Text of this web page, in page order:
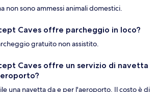
non sono ammessi animali domestici.
Caves offre parcheggio in loco?
gratuito non assistito.
Caves offre un servizio di navetta
una navetta da e per l'aeroporto. Il costo è di